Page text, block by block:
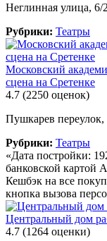
Неглинная улица, 6/2
Рубрики: Театры
Московский
сцена на Сретенке
4.7 (2250 оценок)
Пушкарев переулок,
Рубрики: Театры
«Дата постройки:
банковской картой
Кешбэк на все
кнопка вызова
Центральный дом
4.7 (1264 оценки)